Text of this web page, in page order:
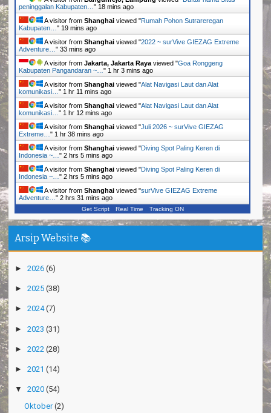
peninggalan Kabupaten… " 18 mins ago
A visitor from Shanghai viewed "Rumah Pohon Sutrareregan
Kabupaten… " 19 mins ago
A visitor from Shanghai viewed "2022 ~ surVive GIEZAG Extreme
Adventure… " 33 mins ago
A visitor from Jakarta, Jakarta Raya viewed "Goa Ronggeng
Kabupaten Pangandaran ~… " 1 hr 3 mins ago
A visitor from Shanghai viewed "Alat Navigasi Laut dan Alat
komunikasi… " 1 hr 11 mins ago
A visitor from Shanghai viewed "Alat Navigasi Laut dan Alat
komunikasi… " 1 hr 12 mins ago
A visitor from Shanghai viewed "Juli 2026 ~ surVive GIEZAG
Extreme… " 1 hr 38 mins ago
A visitor from Shanghai viewed "Diving Spot Paling Keren di
Indonesia ~… " 2 hrs 5 mins ago
A visitor from Shanghai viewed "Diving Spot Paling Keren di
Indonesia ~… " 2 hrs 5 mins ago
A visitor from Shanghai viewed "surVive GIEZAG Extreme
Adventure… " 2 hrs 31 mins ago
Get Script Real Time Tracking ON
Arsip Website 📚
► 2026 (6)
► 2025 (38)
► 2024(7)
► 2023 (31)
► 2022 (28)
► 2021 (14)
▼ 2020 (54)
Oktober(2)